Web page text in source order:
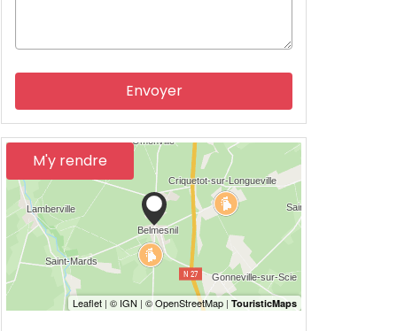
Envoyer
M'y rendre